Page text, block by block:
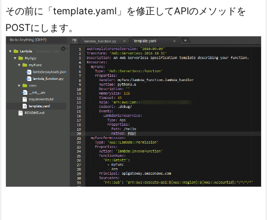
その前に「template.yaml」を修正してAPIのメソッドを
POSTにします。